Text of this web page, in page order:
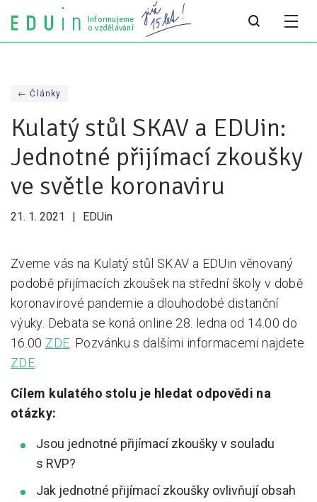
Informujeme
o vzdělávání
Všechny články
Všechny články
Týdeník bEDUin
Pro média
Tiskové zprávy
Pro média
Pro zřizovatele
Kápézetka - průvodce pro zřizovatele
O nás
O nás
← Články
Kulatý stůl SKAV a EDUin:
Jednotné přijímací zkoušky
ve světle koronaviru
21. 1. 2021 EDUin
Zveme vás na Kulatý stůl SKAV a EDUin věnovaný
podobě přijímacích zkoušek na střední školy v době
koronavirové pandemie a dlouhodobé distanční
výuky. Debata se koná online 28. ledna od 14.00 do
16.00 ZDE . Pozvánku s dalšími informacemi najdete
ZDE
Cílem kulatého stolu je hledat odpovědi na
otázky:
Jsou jednotné přijímací zkoušky v souladu
s RVP?
Jak jednotné přijímací zkoušky ovlivňují obsah